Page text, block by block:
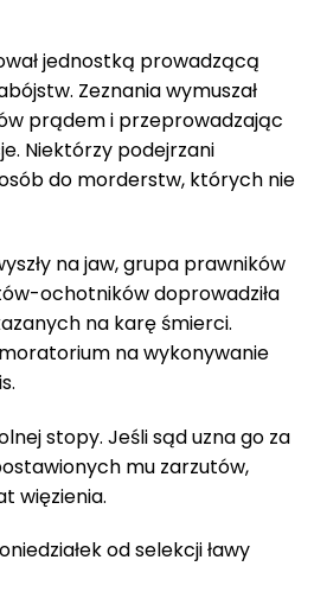
jednostką prowadzącą
Zeznania wymuszał
prądem i przeprowadzając
Niektórzy podejrzani
do morderstw, których nie
na jaw, grupa prawników
ochotników doprowadziła
na karę śmierci.
na wykonywanie
stopy. Jeśli sąd uzna go za
mu zarzutów,
więzienia.
od selekcji ławy